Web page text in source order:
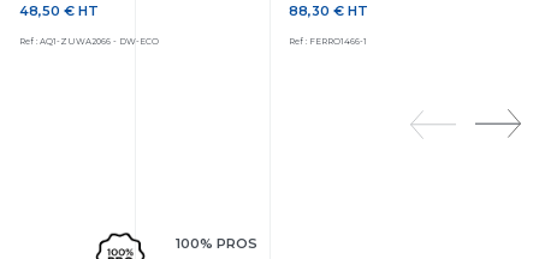
Prix
48,50 € HT
Ref : AQ1-ZUWA2066 - DW-ECO
Prix
88,30 € HT
Ref : FERRO1466-1
100% PROS